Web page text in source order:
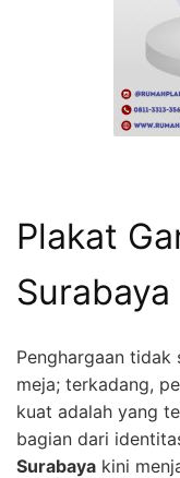
Plakat
Penghargaan tidak
meja; terkadang,
kuat adalah yang
bagian dari
Surabaya kini